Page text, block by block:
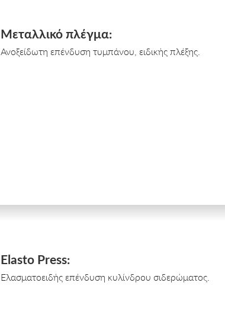
Μεταλλικό πλέγμα:
Ανοξείδωτη επένδυση τυμπάνου, ειδικής πλέξης.
Elasto Press:
Ελασματοειδής επένδυση κυλίνδρου σιδερώματος.